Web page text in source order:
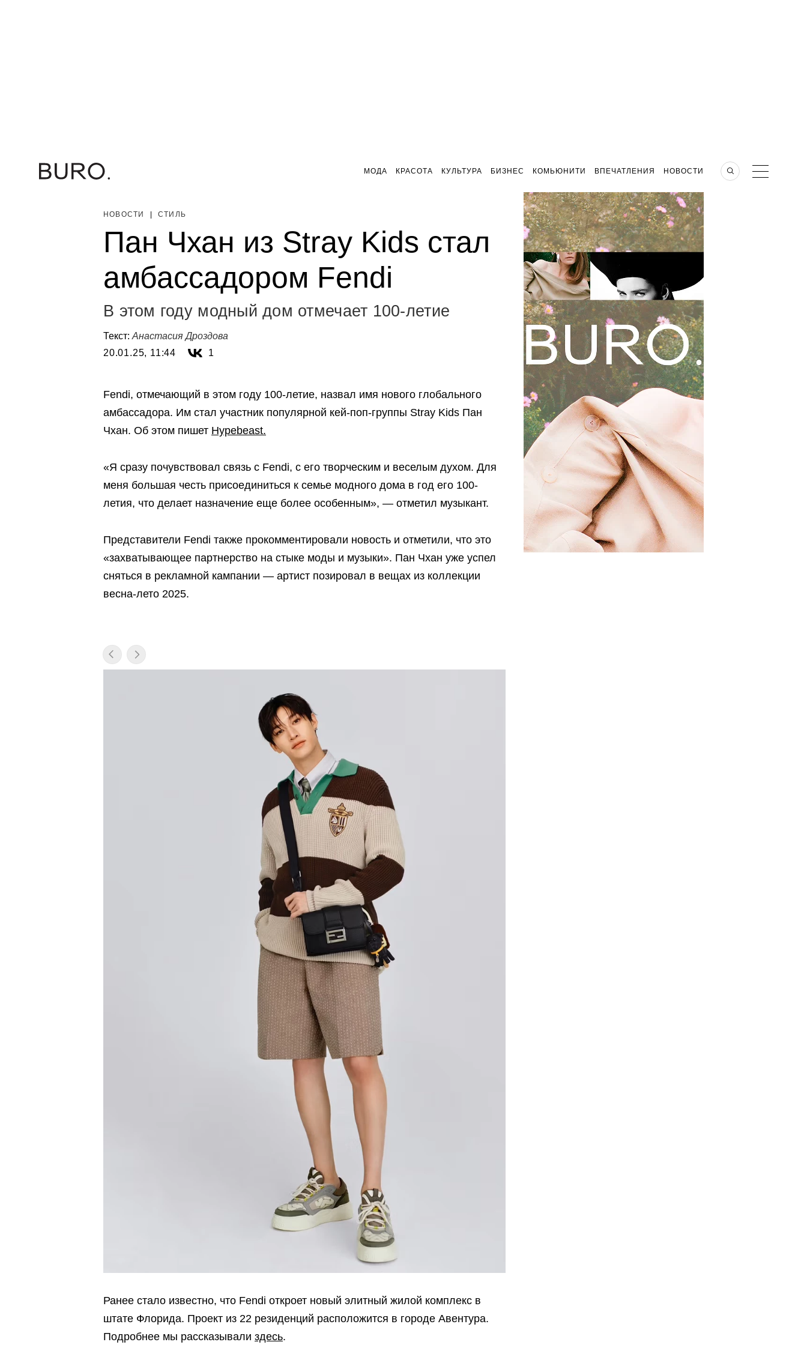
МОДА КРАСОТА КУЛЬТУРА БИЗНЕС КОМЬЮНИТИ ВПЕЧАТЛЕНИЯ НОВОСТИ
НОВОСТИ СТИЛЬ
Пан Чхан из Stray Kids стал
амбассадором Fendi
В этом году модный дом отмечает 100-летие
Текст: Анастасия Дроздова
20.01.25, 11:44
1
Fendi, отмечающий в этом году 100-летие, назвал имя нового глобального
амбассадора. Им стал участник популярной кей-поп-группы Stray Kids Пан
Чхан. Об этом пишет Hypebeast.
«Я сразу почувствовал связь с Fendi, с его творческим и веселым духом. Для
меня большая честь присоединиться к семье модного дома в год его 100-
летия, что делает назначение еще более особенным», — отметил музыкант.
Представители Fendi также прокомментировали новость и отметили, что это
«захватывающее партнерство на стыке моды и музыки». Пан Чхан уже успел
сняться в рекламной кампании — артист позировал в вещах из коллекции
весна-лето 2025.
Ранее стало известно, что Fendi откроет новый элитный жилой комплекс в
штате Флорида. Проект из 22 резиденций расположится в городе Авентура.
Подробнее мы рассказывали здесь.